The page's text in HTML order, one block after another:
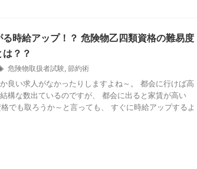
る時給アップ！？ 危険物乙四類資格の難易度
？？
危険物取扱者試験, 節約術
良い求人がなかったりしますよね～。 都会に行けば高
構な数出ているのですが、 都会に出ると家賃が高い
でも取ろうか～と言っても、 すぐに時給アップするよ